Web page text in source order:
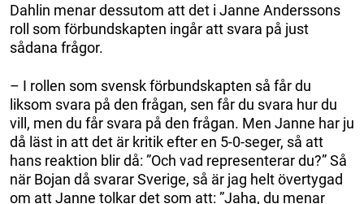
Dahlin menar dessutom att det i Janne Anderssons
roll som förbundskapten ingår att svara på just
sådana frågor.
– I rollen som svensk förbundskapten så får du
liksom svara på den frågan, sen får du svara hur du
vill, men du får svara på den frågan. Men Janne har ju
då läst in att det är kritik efter en 5-0-seger, så att
hans reaktion blir då: ”Och vad representerar du?” Så
när Bojan då svarar Sverige, så är jag helt övertygad
om att Janne tolkar det som att: ”Jaha, du menar